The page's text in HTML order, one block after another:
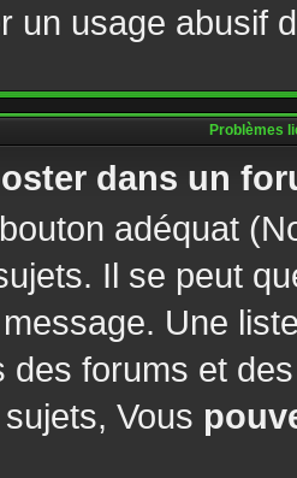
un usage abusif
Problèmes
dans un
adéquat
Il se peut
Une
des forums et
Vous